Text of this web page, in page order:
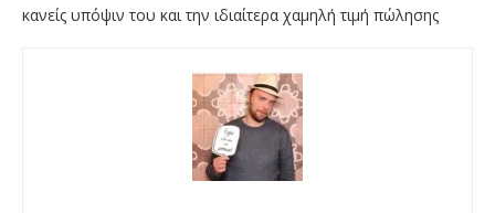
κανείς υπόψιν του και την ιδιαίτερα χαμηλή τιμή πώλησης